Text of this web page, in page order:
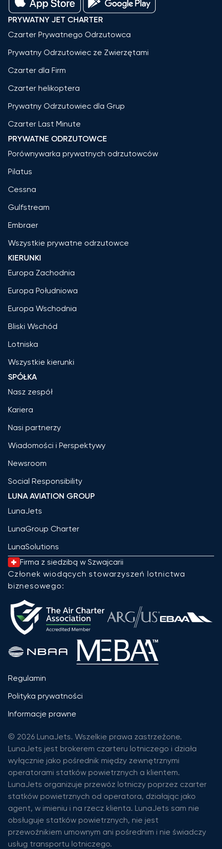
PRYWATNY JET CHARTER
Czarter Prywatnego Odrzutowca
Prywatny Odrzutowiec ze Zwierzętami
Czarter dla Firm
Czarter helikoptera
Prywatny Odrzutowiec dla Grup
Czarter Last Minute
PRYWATNE ODRZUTOWCE
Porównywarka prywatnych odrzutowców
Pilatus
Cessna
Gulfstream
Embraer
Wszystkie prywatne odrzutowce
KIERUNKI
Europa Zachodnia
Europa Południowa
Europa Wschodnia
Bliski Wschód
Lotniska
Wszystkie kierunki
SPÓŁKA
Nasz zespół
Kariera
Nasi partnerzy
Wiadomości i Perspektywy
Newsroom
Social Responsibility
LUNA AVIATION GROUP
LunaJets
LunaGroup Charter
LunaSolutions
Firma z siedzibą w Szwajcarii
Członek wiodących stowarzyszeń lotnictwa
biznesowego:
Regulamin
Polityka prywatności
Informacje prawne
© 2026 LunaJets. Wszelkie prawa zastrzeżone.
LunaJets jest brokerem czarteru lotniczego i działa
wyłącznie jako pośrednik między zewnętrznymi
operatorami statków powietrznych a klientem.
LunaJets organizuje przewóz lotniczy poprzez czarter
statków powietrznych od operatora, działając jako
agent, w imieniu i na rzecz klienta. LunaJets sam nie
obsługuje statków powietrznych, nie jest
przewoźnikiem umownym ani pośrednim i nie świadczy
usług transportu lotniczego.